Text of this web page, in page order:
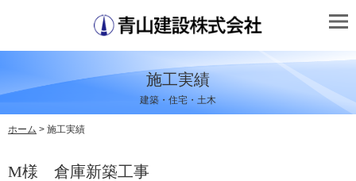
施工実績
建築・住宅・土木
ホーム > 施工実績
M様 倉庫新築工事